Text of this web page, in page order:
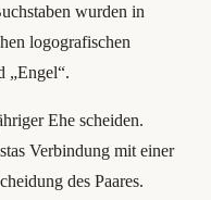
wurden in
logografischen
„Engel“.
Ehe scheiden.
Verbindung mit einer
des Paares.